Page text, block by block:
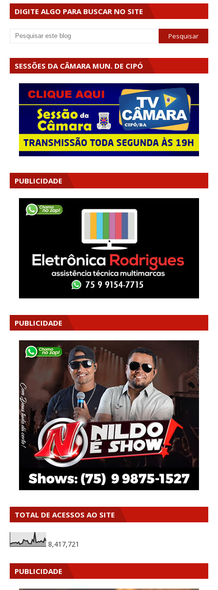
DIGITE ALGO PARA BUSCAR NO SITE
SESSÕES DA CÂMARA MUN. DE CIPÓ
PUBLICIDADE
PUBLICIDADE
TOTAL DE ACESSOS AO SITE
8,417,721
PUBLICIDADE